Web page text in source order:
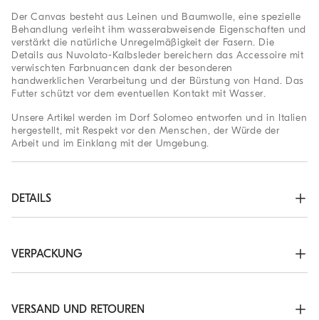
Der Canvas besteht aus Leinen und Baumwolle, eine spezielle
Behandlung verleiht ihm wasserabweisende Eigenschaften und
verstärkt die natürliche Unregelmäßigkeit der Fasern. Die
Details aus Nuvolato-Kalbsleder bereichern das Accessoire mit
verwischten Farbnuancen dank der besonderen
handwerklichen Verarbeitung und der Bürstung von Hand. Das
Futter schützt vor dem eventuellen Kontakt mit Wasser.
Unsere Artikel werden im Dorf Solomeo entworfen und in Italien
hergestellt, mit Respekt vor den Menschen, der Würde der
Arbeit und im Einklang mit der Umgebung.
DETAILS
Außentasche mit Magnetknopf
Futter aus wasserabweisendem Textilgewebe
Innentasche mit Reißverschluss
63% BAUMWOLLE, 37% LEINEN
VERPACKUNG
unseres Unternehmens in Italien gefertigt. Die Innenverpackung
wurde mit FSC®-zertifizierten Ressourcen hergestellt und eignet
VERSAND UND RETOUREN